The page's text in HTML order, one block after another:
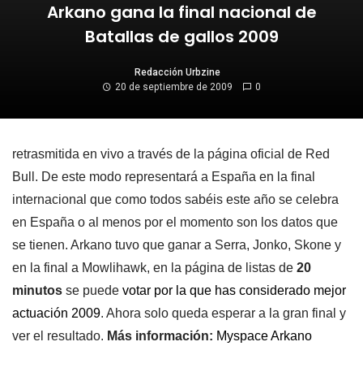
Arkano gana la final nacional de
Batallas de gallos 2009
Redacción Urbzine
20 de septiembre de 2009
0
retrasmitida en vivo a través de la página oficial de Red
Bull. De este modo representará a España en la final
internacional que como todos sabéis este año se celebra
en España o al menos por el momento son los datos que
se tienen. Arkano tuvo que ganar a Serra, Jonko, Skone y
en la final a Mowlihawk, en la página de listas de 20
minutos se puede votar por la que has considerado mejor
actuación 2009. Ahora solo queda esperar a la gran final y
ver el resultado. Más información: Myspace Arkano